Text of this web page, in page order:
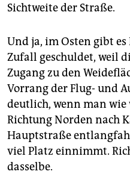
Sichtweite der Straße.
Und ja, im Osten gibt es
Zufall geschuldet, weil
Zugang zu den
Vorrang der Flug- und
deutlich, wenn man
Richtung Norden nach
Hauptstraße
viel Platz einnimmt.
dasselbe.